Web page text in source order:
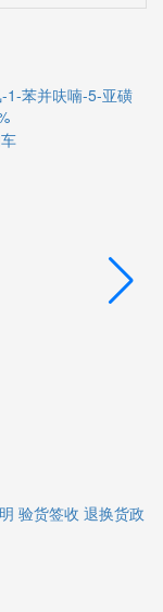
并呋喃-5-亚磺酸
验货签收 退换货政